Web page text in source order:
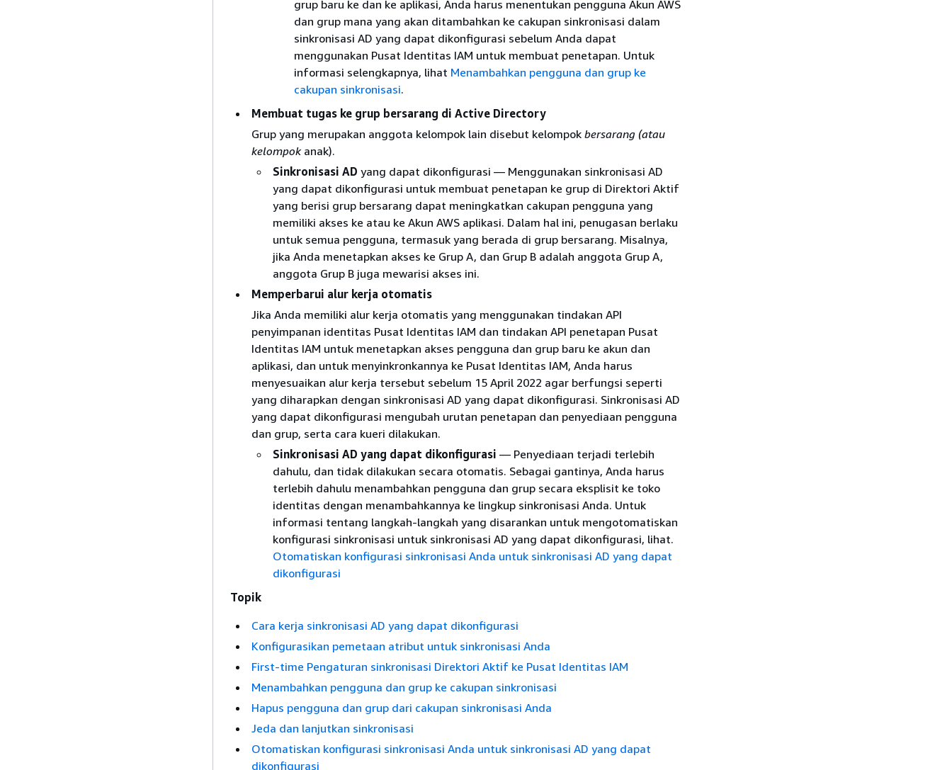
grup baru ke dan ke aplikasi, Anda harus menentukan pengguna Akun AWS
dan grup mana yang akan ditambahkan ke cakupan sinkronisasi dalam
sinkronisasi AD yang dapat dikonfigurasi sebelum Anda dapat
menggunakan Pusat Identitas IAM untuk membuat penetapan. Untuk
informasi selengkapnya, lihat Menambahkan pengguna dan grup ke
cakupan sinkronisasi.
Membuat tugas ke grup bersarang di Active Directory
Grup yang merupakan anggota kelompok lain disebut kelompok bersarang (atau
kelompokanak).
Sinkronisasi AD yang dapat dikonfigurasi — Menggunakan sinkronisasi AD
yang dapat dikonfigurasi untuk membuat penetapan ke grup di Direktori Aktif
yang berisi grup bersarang dapat meningkatkan cakupan pengguna yang
memiliki akses ke atau ke Akun AWS aplikasi. Dalam hal ini, penugasan berlaku
untuk semua pengguna, termasuk yang berada di grup bersarang. Misalnya,
jika Anda menetapkan akses ke Grup A, dan Grup B adalah anggota Grup A,
anggota Grup B juga mewarisi akses ini.
Memperbarui alur kerja otomatis
Jika Anda memiliki alur kerja otomatis yang menggunakan tindakan API
penyimpanan identitas Pusat Identitas IAM dan tindakan API penetapan Pusat
Identitas IAM untuk menetapkan akses pengguna dan grup baru ke akun dan
aplikasi, dan untuk menyinkronkannya ke Pusat Identitas IAM, Anda harus
menyesuaikan alur kerja tersebut sebelum 15 April 2022 agar berfungsi seperti
yang diharapkan dengan sinkronisasi AD yang dapat dikonfigurasi. Sinkronisasi AD
yang dapat dikonfigurasi mengubah urutan penetapan dan penyediaan pengguna
dan grup, serta cara kueri dilakukan.
Sinkronisasi AD yang dapat dikonfigurasi — Penyediaan terjadi terlebih
dahulu, dan tidak dilakukan secara otomatis. Sebagai gantinya, Anda harus
terlebih dahulu menambahkan pengguna dan grup secara eksplisit ke toko
identitas dengan menambahkannya ke lingkup sinkronisasi Anda. Untuk
informasi tentang langkah-langkah yang disarankan untuk mengotomatiskan
konfigurasi sinkronisasi untuk sinkronisasi AD yang dapat dikonfigurasi, lihat.
Otomatiskan konfigurasi sinkronisasi Anda untuk sinkronisasi AD yang dapat
dikonfigurasi
Topik
Cara kerja sinkronisasi AD yang dapat dikonfigurasi
Konfigurasikan pemetaan atribut untuk sinkronisasi Anda
First-time Pengaturan sinkronisasi Direktori Aktif ke Pusat Identitas IAM
Menambahkan pengguna dan grup ke cakupan sinkronisasi
Hapus pengguna dan grup dari cakupan sinkronisasi Anda
Jeda dan lanjutkan sinkronisasi
Otomatiskan konfigurasi sinkronisasi Anda untuk sinkronisasi AD yang dapat
dikonfigurasi